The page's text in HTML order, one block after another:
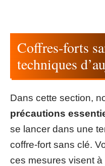
Coffres-forts
techniques
Dans cette section,
précautions
se lancer dans une
coffre-fort sans clé.
ces mesures visent à